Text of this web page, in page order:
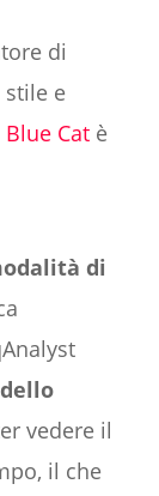
di
e
Catè
di
vedere il
il che